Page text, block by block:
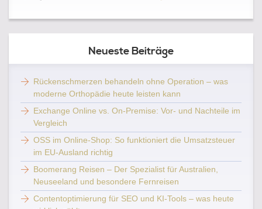
Neueste Beiträge
Rückenschmerzen behandeln ohne Operation – was
moderne Orthopädie heute leisten kann
Exchange Online vs. On-Premise: Vor- und Nachteile im
Vergleich
OSS im Online-Shop: So funktioniert die Umsatzsteuer
im EU-Ausland richtig
Boomerang Reisen – Der Spezialist für Australien,
Neuseeland und besondere Fernreisen
Contentoptimierung für SEO und KI-Tools – was heute